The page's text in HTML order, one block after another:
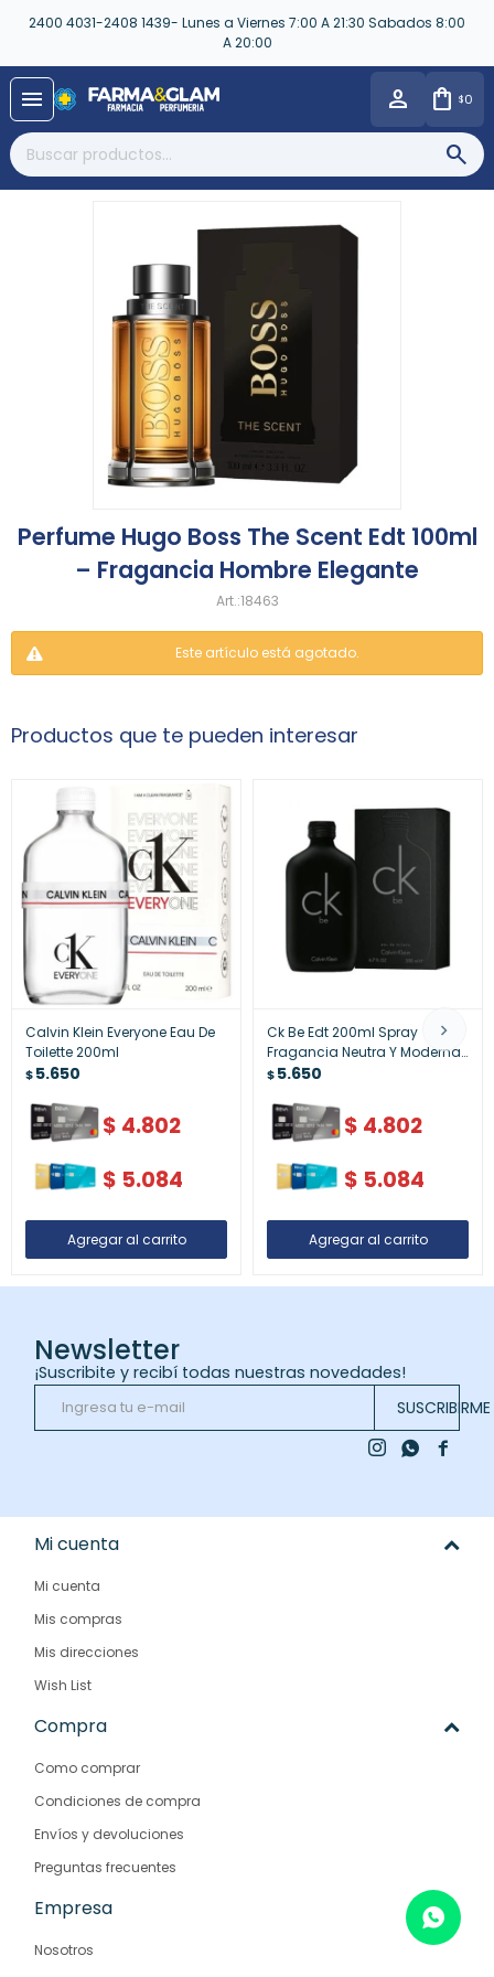
2400 4031-2408 1439- Lunes a Viernes 7:00 A 21:30 Sabados 8:00
A 20:00
menu $0
Perfume Hugo Boss The Scent Edt 100ml
– Fragancia Hombre Elegante
18463
Este artículo está agotado.
Productos que te pueden interesar
Calvin Klein Everyone Eau De
Toilette 200ml
$5.650
$ 4.802
$ 5.084
Ck Be Edt 200ml Spray
Fragancia Neutra Y Moderna
- Ck Be Edt 200ml Spray ¿
$5.650
$ 4.802
$ 5.084
Newsletter
¡Suscribite y recibí todas nuestras novedades!
SUSCRIBIRME

 
Mi cuenta
Mi cuenta
Mis compras
Mis direcciones
Wish List
Compra
Como comprar
Condiciones de compra
Envíos y devoluciones
Preguntas frecuentes
Empresa
Nosotros